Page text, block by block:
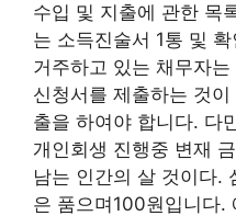
수입 및 지출에 관한 목
는 소득진술서 1통 및
거주하고 있는 채무자
신청서를 제출하는 것
출을 하여야 합니다. 다
개인회생 진행중 변재
남는 인간의 살 것이다.
은 품으며100원입니다.